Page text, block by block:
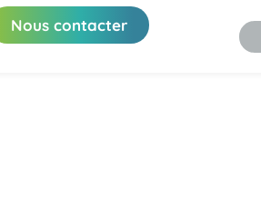
Nous contacter